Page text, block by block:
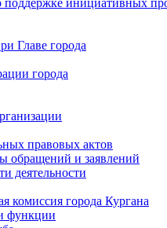
инициативных
Главе города
города
правовых актов
обращений и заявлений
деятельности
комиссия города Кургана
функции